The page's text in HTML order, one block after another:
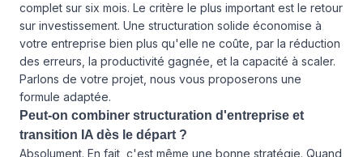
complet sur six mois. Le critère le plus important est le retour
sur investissement. Une structuration solide économise à
votre entreprise bien plus qu'elle ne coûte, par la réduction
des erreurs, la productivité gagnée, et la capacité à scaler.
Parlons de votre projet, nous vous proposerons une
formule adaptée.
Peut-on combiner structuration d'entreprise et
transition IA dès le départ ?
Absolument. En fait, c'est même une bonne stratégie. Quand